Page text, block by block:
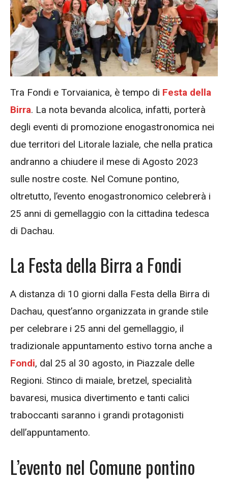
Tra Fondi e Torvaianica, è tempo di Festa della
Birra. La nota bevanda alcolica, infatti, porterà
degli eventi di promozione enogastronomica nei
due territori del Litorale laziale, che nella pratica
andranno a chiudere il mese di Agosto 2023
sulle nostre coste. Nel Comune pontino,
oltretutto, l’evento enogastronomico celebrerà i
25 anni di gemellaggio con la cittadina tedesca
di Dachau.
La Festa della Birra a Fondi
A distanza di 10 giorni dalla Festa della Birra di
Dachau, quest’anno organizzata in grande stile
per celebrare i 25 anni del gemellaggio, il
tradizionale appuntamento estivo torna anche a
Fondi, dal 25 al 30 agosto, in Piazzale delle
Regioni. Stinco di maiale, bretzel, specialità
bavaresi, musica divertimento e tanti calici
traboccanti saranno i grandi protagonisti
dell’appuntamento.
L’evento nel Comune pontino